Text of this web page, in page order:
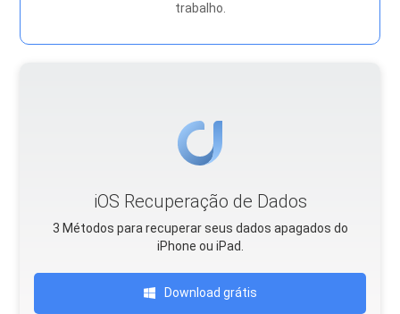
trabalho.
iOS Recuperação de Dados
3 Métodos para recuperar seus dados apagados do
iPhone ou iPad.
Download grátis